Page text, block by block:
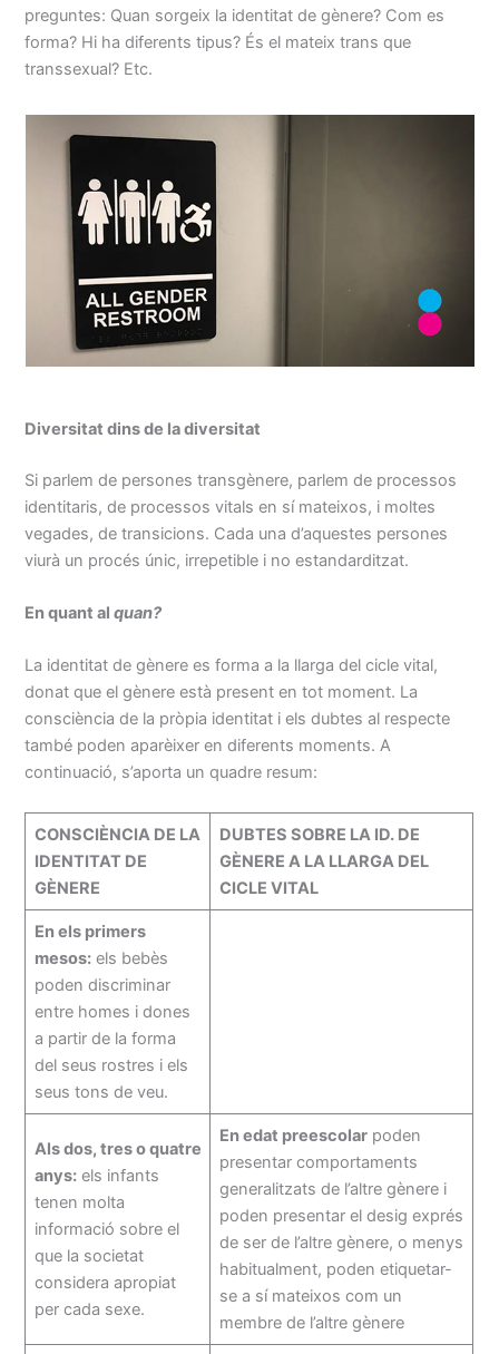
preguntes: Quan sorgeix la identitat de gènere? Com es
forma? Hi ha diferents tipus? És el mateix trans que
transsexual? Etc.
Diversitat dins de la diversitat
Si parlem de persones transgènere, parlem de processos
identitaris, de processos vitals en sí mateixos, i moltes
vegades, de transicions. Cada una d’aquestes persones
viurà un procés únic, irrepetible i no estandarditzat.
En quant alquan?
La identitat de gènere es forma a la llarga del cicle vital,
donat que el gènere està present en tot moment. La
consciència de la pròpia identitat i els dubtes al respecte
també poden aparèixer en diferents moments. A
continuació, s’aporta un quadre resum:
CONSCIÈNCIA DE LA
IDENTITAT DE
GÈNERE
DUBTES SOBRE LA ID. DE
GÈNERE A LA LLARGA DEL
CICLE VITAL
En els primers
mesos:els bebès
poden discriminar
entre homes i dones
a partir de la forma
del seus rostres i els
seus tons de veu.
Als dos, tres o quatre
anys:els infants
tenen molta
informació sobre el
que la societat
considera apropiat
per cada sexe.
En edat preescolarpoden
presentar comportaments
generalitzats de l’altre gènere i
poden presentar el desig exprés
de ser de l’altre gènere, o menys
habitualment, poden etiquetar-
se a sí mateixos com un
membre de l’altre gènere